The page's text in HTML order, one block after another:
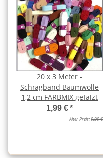
20 x 3 Meter -
Schrägband Baumwolle
1,2 cm FARBMIX gefalzt
1,99 € *
Alter Preis:9,99 €